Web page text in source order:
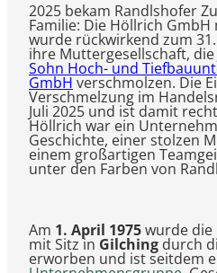
2025 bekam Randlshofer
Familie: Die Höllrich
wurde rückwirkend zum
ihre Muttergesellschaft, die
Sohn Hoch- und
GmbH verschmolzen. Die
Verschmelzung im
Juli 2025 und ist damit
Höllrich war ein
Geschichte, einer stolzen
einem großartigen
unter den Farben von
Am 1. April 1975wurde die
mit Sitz in Gilching durch
erworben und ist seitdem